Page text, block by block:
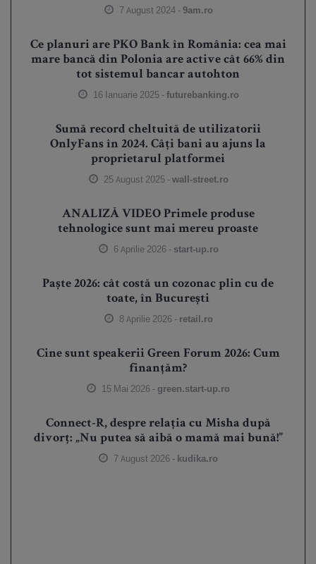
7 August 2024 -9am.ro
Ce planuri are PKO Bank în România: cea mai
mare bancă din Polonia are active cât 66% din
tot sistemul bancar autohton
16 Ianuarie 2025 -futurebanking.ro
Sumă record cheltuită de utilizatorii
OnlyFans în 2024. Câți bani au ajuns la
proprietarul platformei
25 August 2025 -wall-street.ro
ANALIZĂ VIDEO Primele produse
tehnologice sunt mai mereu proaste
6 Aprilie 2026 - start-up.ro
Paște 2026: cât costă un cozonac plin cu de
toate, în București
8 Aprilie 2026 - retail.ro
Cine sunt speakerii Green Forum 2026: Cum
finanțăm?
15 Mai 2026 - green.start-up.ro
Connect-R, despre relația cu Misha după
divorț: „Nu putea să aibă o mamă mai bună!”
7 August 2026 - kudika.ro